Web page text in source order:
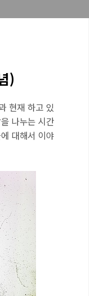
)
현재 하고 있
나누는 시간
대해서 이야